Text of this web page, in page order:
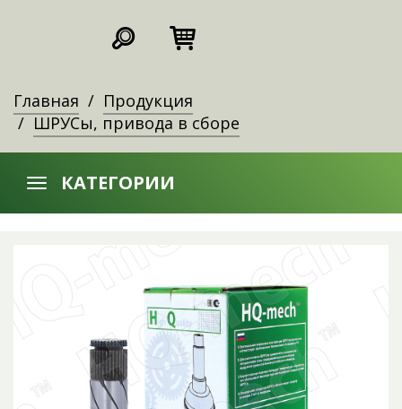
Главная
Продукция
ШРУСы, привода в сборе
КАТЕГОРИИ